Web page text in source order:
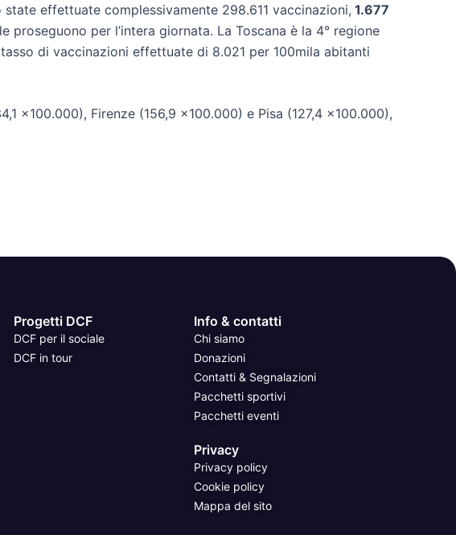
effettuate complessivamente 298.611 vaccinazioni, 1.677
proseguono per l’intera giornata. La Toscana è la 4° regione
di vaccinazioni effettuate di 8.021 per 100mila abitanti
x100.000), Firenze (156,9 x100.000) e Pisa (127,4 x100.000),
Progetti DCF
DCF per il sociale
DCF in tour
Info & contatti
Chi siamo
Donazioni
Contatti & Segnalazioni
Pacchetti sportivi
Pacchetti eventi
Privacy
Privacy policy
Cookie policy
Mappa del sito